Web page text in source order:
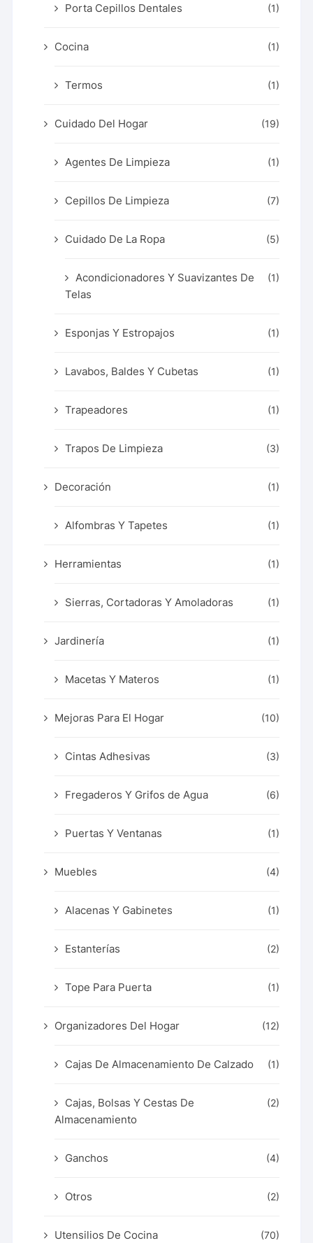
Porta Cepillos Dentales (1)
Cocina (1)
Termos (1)
Cuidado Del Hogar (19)
Agentes De Limpieza (1)
Cepillos De Limpieza (7)
Cuidado De La Ropa (5)
Acondicionadores Y Suavizantes De
Telas
(1)
Esponjas Y Estropajos (1)
Lavabos, Baldes Y Cubetas (1)
Trapeadores (1)
Trapos De Limpieza (3)
Decoración (1)
Alfombras Y Tapetes (1)
Herramientas (1)
Sierras, Cortadoras Y Amoladoras (1)
Jardinería (1)
Macetas Y Materos (1)
Mejoras Para El Hogar (10)
Cintas Adhesivas (3)
Fregaderos Y Grifos de Agua (6)
Puertas Y Ventanas (1)
Muebles (4)
Alacenas Y Gabinetes (1)
Estanterías (2)
Tope Para Puerta (1)
Organizadores Del Hogar (12)
Cajas De Almacenamiento De Calzado (1)
Cajas, Bolsas Y Cestas De
Almacenamiento
(2)
Ganchos (4)
Otros (2)
Utensilios De Cocina (70)